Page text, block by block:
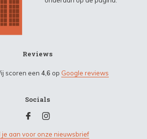
Reviews
scoren een 4,6 op Google reviews
Socials
je aan voor onze nieuwsbrief